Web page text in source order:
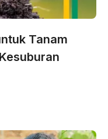
Tanam